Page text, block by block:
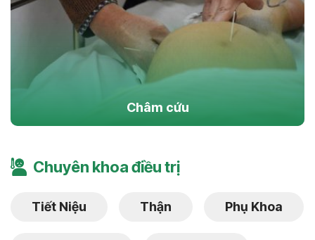
Châm cứu
Chuyên khoa điều trị
Tiết Niệu Thận Phụ Khoa